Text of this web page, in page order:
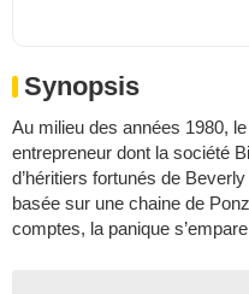
Synopsis
Au milieu des années 1980,
entrepreneur dont la société
d’héritiers fortunés de
basée sur une chaine de
comptes, la panique